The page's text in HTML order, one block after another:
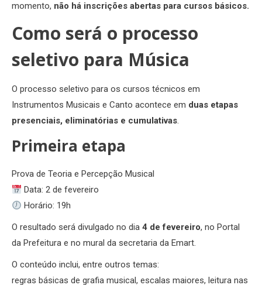
momento, não há inscrições abertas para cursos básicos.
Como será o processo
seletivo para Música
O processo seletivo para os cursos técnicos em
Instrumentos Musicais e Canto acontece em duas etapas
presenciais, eliminatórias e cumulativas.
Primeira etapa
Prova de Teoria e Percepção Musical
Data: 2 de fevereiro
Horário: 19h
O resultado será divulgado no dia 4 de fevereiro, no Portal
da Prefeitura e no mural da secretaria da Emart.
O conteúdo inclui, entre outros temas:
regras básicas de grafia musical, escalas maiores, leitura nas